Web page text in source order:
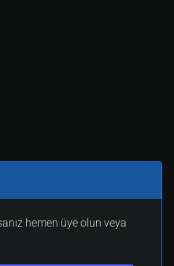
hemen üye olun veya